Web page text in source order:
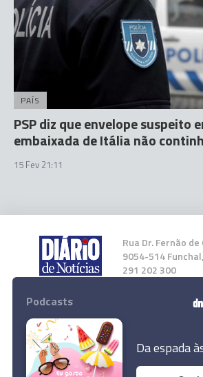
PAÍS
PSP diz que envelope suspeito
embaixada de Itália não
15 Fev 21:11
Rua Dr. Fernão
9054-514
291 202 300
Instale a nossa App
Podcasts
Da espada